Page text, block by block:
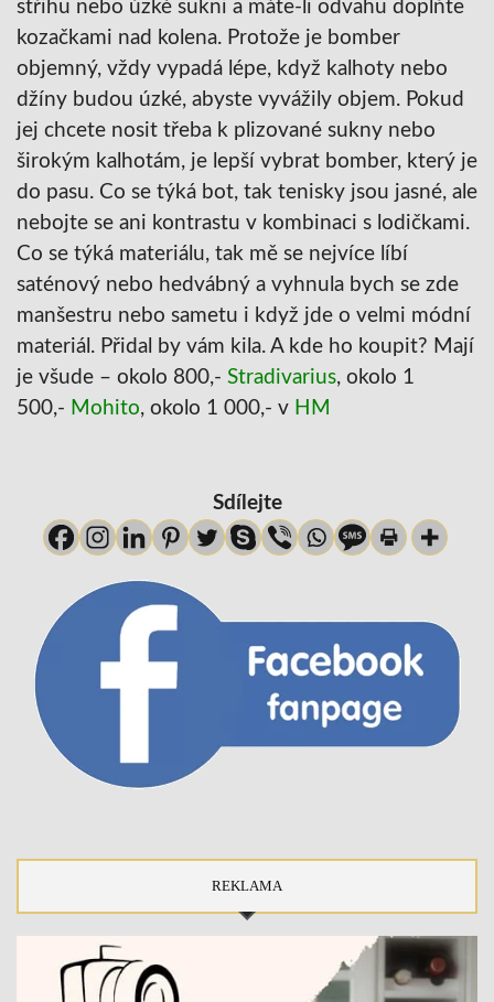
střihu nebo úzké sukni a máte-li odvahu doplňte
kozačkami nad kolena. Protože je bomber
objemný, vždy vypadá lépe, když kalhoty nebo
džíny budou úzké, abyste vyvážily objem. Pokud
jej chcete nosit třeba k plizované sukny nebo
širokým kalhotám, je lepší vybrat bomber, který je
do pasu. Co se týká bot, tak tenisky jsou jasné, ale
nebojte se ani kontrastu v kombinaci s lodičkami.
Co se týká materiálu, tak mě se nejvíce líbí
saténový nebo hedvábný a vyhnula bych se zde
manšestru nebo sametu i když jde o velmi módní
materiál. Přidal by vám kila. A kde ho koupit? Mají
je všude – okolo 800,- Stradivarius, okolo 1
500,- Mohito, okolo 1 000,- v HM
Sdílejte
REKLAMA